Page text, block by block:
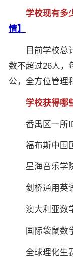
学校现有多
情】
目前学校总计
数不超过26人，
公，全方位管理
学校获得哪
番禺区一所
福布斯中国国
星海音乐学院
剑桥通用英语
澳大利亚数学
国际袋鼠数
全球理化生